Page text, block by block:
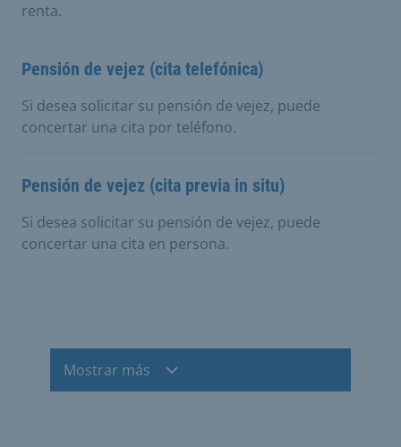
renta.
Pensión de vejez (cita telefónica)
Si desea solicitar su pensión de vejez, puede
concertar una cita por teléfono.
Pensión de vejez (cita previa in situ)
Si desea solicitar su pensión de vejez, puede
concertar una cita en persona.
Mostrar más